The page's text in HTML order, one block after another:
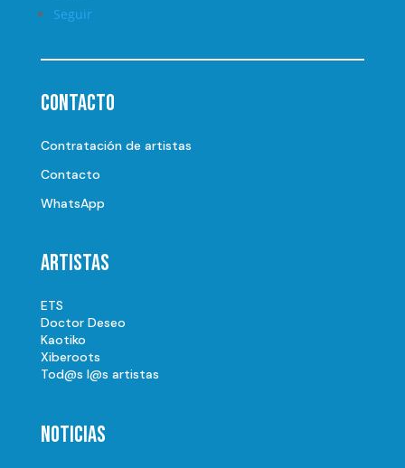
Seguir
Contacto
Contratación de artistas
Contacto
WhatsApp
Artistas
ETS
Doctor Deseo
Kaotiko
Xiberoots
Tod@s l@s artistas
Noticias